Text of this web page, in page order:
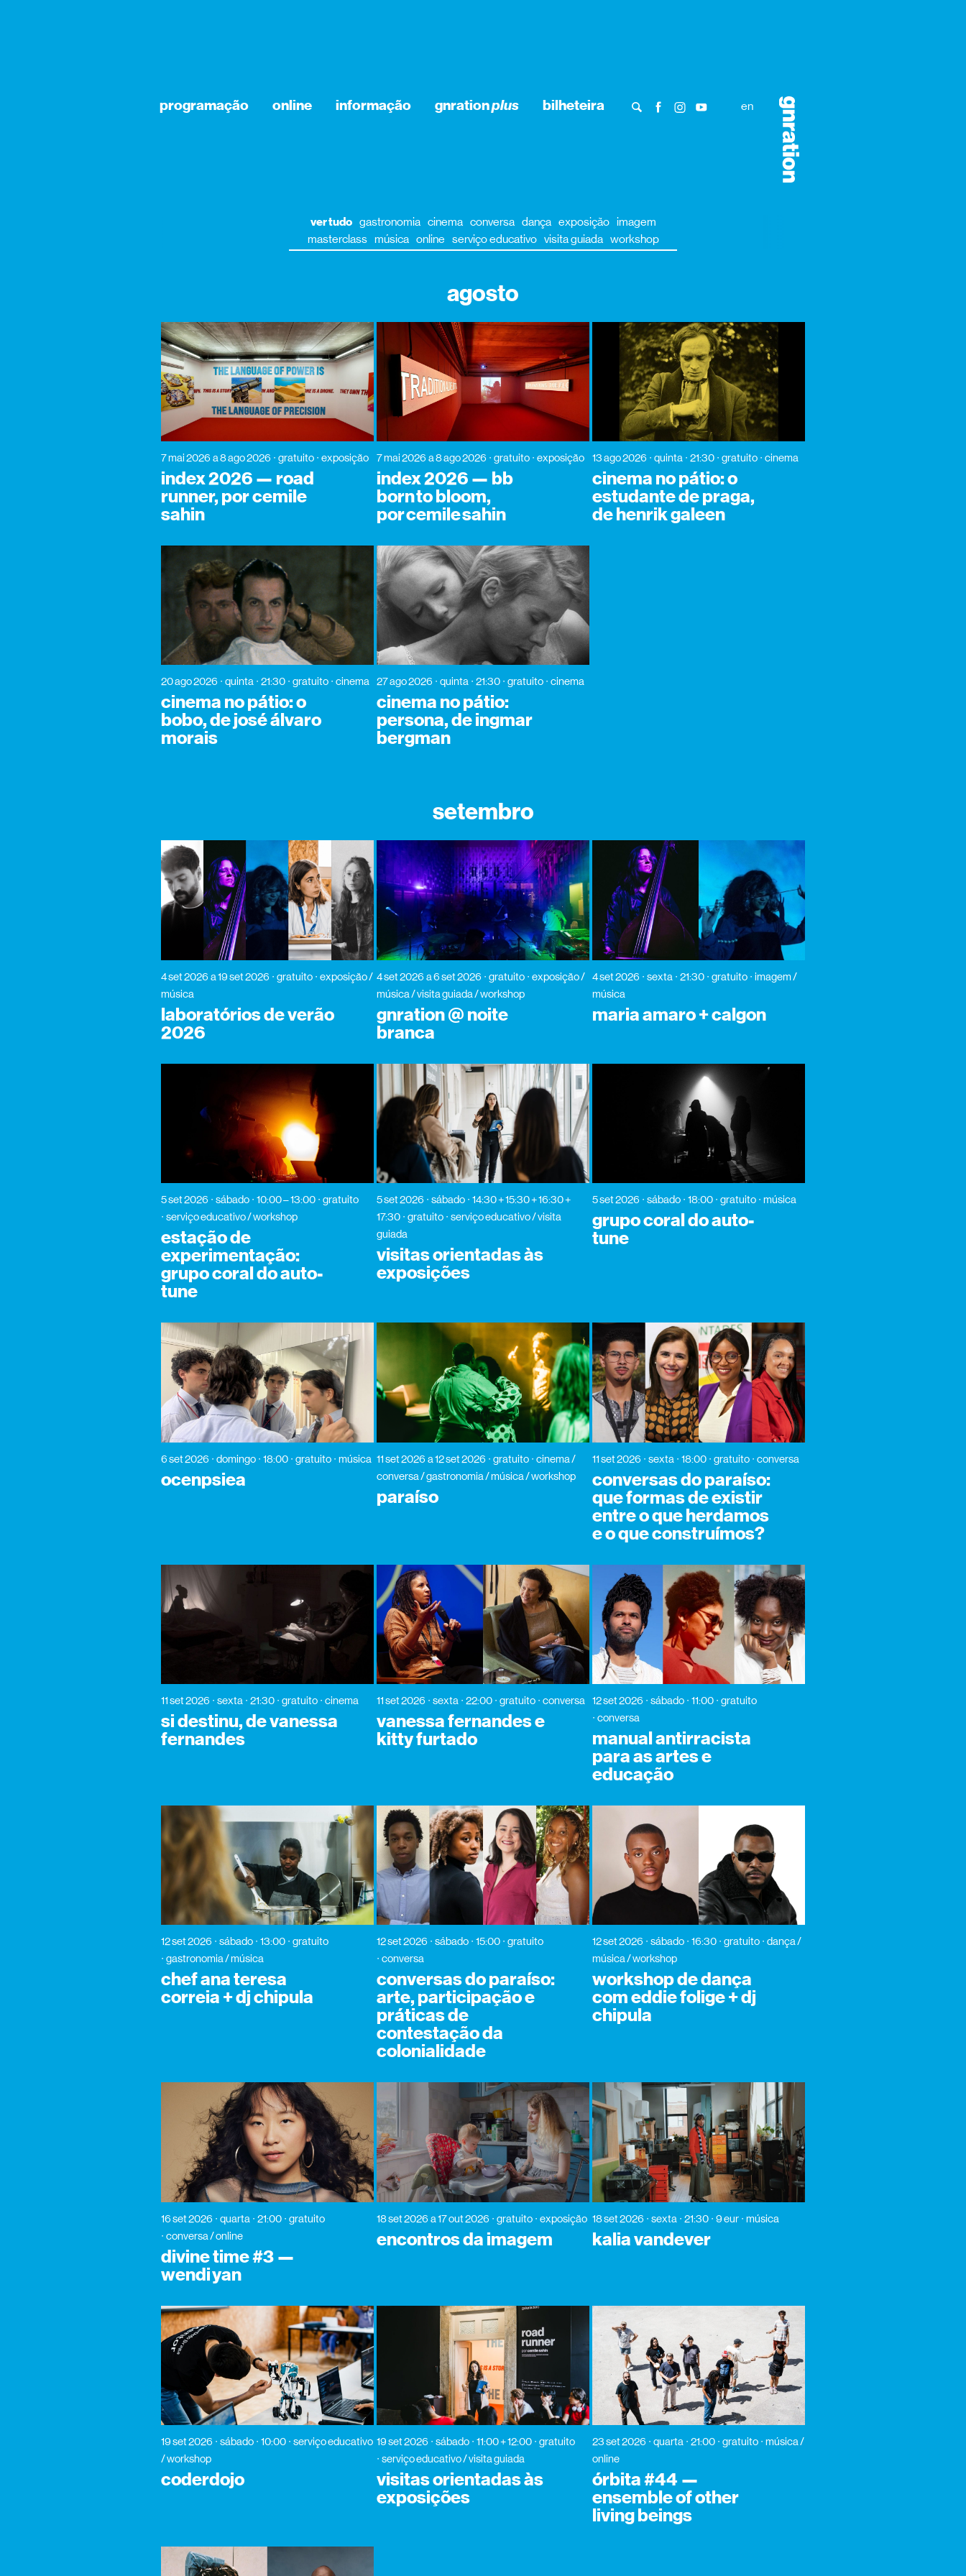
programação online informação gnrationplus bilheteira en
ver tudo gastronomia cinema conversa dança exposição imagem
masterclass música online serviço educativo visita guiada workshop
agosto
7 mai 2026a 8 ago 2026 gratuito exposição
index 2026 — road
runner, por cemile
sahin
7 mai 2026a 8 ago 2026 gratuito exposição
index 2026 — bb
born to bloom,
por cemile sahin
13 ago 2026 quinta 21:30 gratuito cinema
cinema no pátio: o
estudante de praga,
de henrik galeen
20 ago 2026 quinta 21:30 gratuito cinema
cinema no pátio: o
bobo, de josé álvaro
morais
27 ago 2026 quinta 21:30 gratuito cinema
cinema no pátio:
persona, de ingmar
bergman
setembro
4 set 2026a 19 set 2026 gratuito
exposição /
música
laboratórios de verão
2026
4 set 2026a 6 set 2026 gratuito exposição /
música / visita guiada / workshop
gnration @ noite
branca
4 set 2026 sexta 21:30 gratuito imagem /
música
maria amaro + calgon
5 set 2026 sábado 10:00 – 13:00
gratuito
serviço educativo / workshop
estação de
experimentação:
grupo coral do auto-
tune
5 set 2026 sábado 14:30 + 15:30 + 16:30 +
17:30 gratuito serviço educativo / visita
guiada
visitas orientadas às
exposições
5 set 2026 sábado 18:00 gratuito música
grupo coral do auto-
tune
6 set 2026 domingo 18:00 gratuito música
ocenpsiea
11 set 2026a 12 set 2026 gratuito cinema /
conversa / gastronomia / música / workshop
paraíso
11 set 2026 sexta 18:00 gratuito conversa
conversas do paraíso:
que formas de existir
entre o que herdamos
e o que construímos?
11 set 2026 sexta 21:30 gratuito cinema
si destinu, de vanessa
fernandes
11 set 2026 sexta 22:00 gratuito conversa
vanessa fernandes e
kitty furtado
12 set 2026 sábado 11:00 gratuito
conversa
manual antirracista
para as artes e
educação
12 set 2026 sábado 13:00
gratuito
gastronomia / música
chef ana teresa
correia + dj chipula
12 set 2026 sábado 15:00 gratuito
conversa
conversas do paraíso:
arte, participação e
práticas de
contestação da
colonialidade
12 set 2026 sábado 16:30 gratuito dança /
música / workshop
workshop de dança
com eddie folige + dj
chipula
16 set 2026 quarta 21:00
gratuito
conversa / online
divine time #3 —
wendi yan
18 set 2026a 17 out 2026 gratuito exposição
encontros da imagem
18 set 2026 sexta 21:30 9 eur música
kalia vandever
19 set 2026 sábado 10:00
serviço educativo
/ workshop
coderdojo
19 set 2026 sábado 11:00 + 12:00 gratuito
serviço educativo / visita guiada
visitas orientadas às
exposições
23 set 2026 quarta 21:00 gratuito música /
online
órbita #44 —
ensemble of other
living beings